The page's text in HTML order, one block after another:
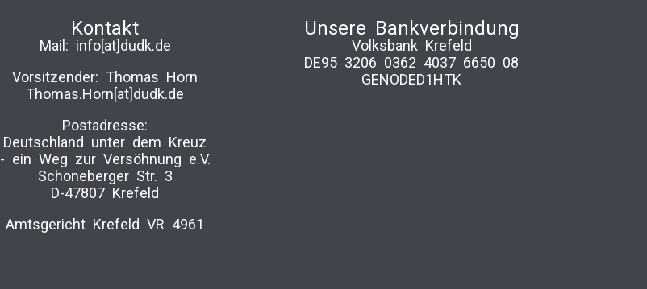
Kontakt
Mail: info[at]dudk.de
Vorsitzender: Thomas Horn
Thomas.Horn[at]dudk.de
Postadresse:
Deutschland unter dem Kreuz
-­ ein Weg zur Versöhnung e.V.
Schöneberger Str. 3
D-47807 Krefeld
Amtsgericht Krefeld VR 4961
Unsere Bankverbindung
Volksbank Krefeld
DE95 3206 0362 4037 6650 08
GENODED1HTK